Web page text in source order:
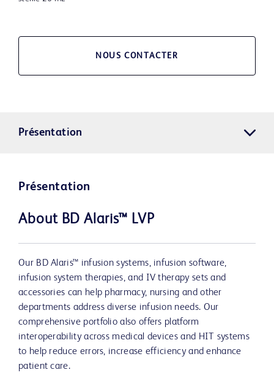
NOUS CONTACTER
Présentation
Présentation
About BD Alaris™ LVP
Our BD Alaris™ infusion systems, infusion software,
infusion system therapies, and IV therapy sets and
accessories can help pharmacy, nursing and other
departments address diverse infusion needs. Our
comprehensive portfolio also offers platform
interoperability across medical devices and HIT systems
to help reduce errors, increase efficiency and enhance
patient care.